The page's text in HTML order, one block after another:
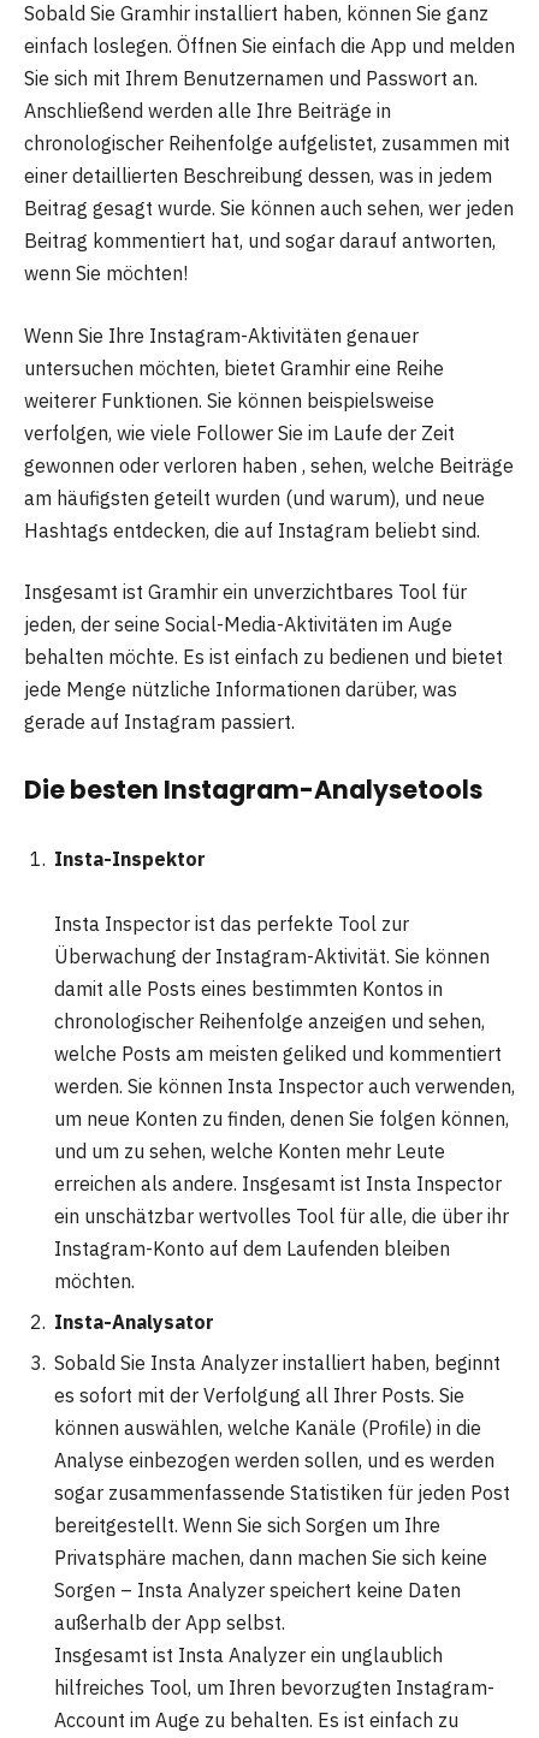
Sobald Sie Gramhir installiert haben, können Sie ganz
einfach loslegen. Öffnen Sie einfach die App und melden
Sie sich mit Ihrem Benutzernamen und Passwort an.
Anschließend werden alle Ihre Beiträge in
chronologischer Reihenfolge aufgelistet, zusammen mit
einer detaillierten Beschreibung dessen, was in jedem
Beitrag gesagt wurde. Sie können auch sehen, wer jeden
Beitrag kommentiert hat, und sogar darauf antworten,
wenn Sie möchten!
Wenn Sie Ihre Instagram-Aktivitäten genauer
untersuchen möchten, bietet Gramhir eine Reihe
weiterer Funktionen. Sie können beispielsweise
verfolgen, wie viele Follower Sie im Laufe der Zeit
gewonnen oder verloren haben , sehen, welche Beiträge
am häufigsten geteilt wurden (und warum), und neue
Hashtags entdecken, die auf Instagram beliebt sind.
Insgesamt ist Gramhir ein unverzichtbares Tool für
jeden, der seine Social-Media-Aktivitäten im Auge
behalten möchte. Es ist einfach zu bedienen und bietet
jede Menge nützliche Informationen darüber, was
gerade auf Instagram passiert.
Die besten Instagram-Analysetools
Insta-Inspektor
Insta Inspector ist das perfekte Tool zur
Überwachung der Instagram-Aktivität. Sie können
damit alle Posts eines bestimmten Kontos in
chronologischer Reihenfolge anzeigen und sehen,
welche Posts am meisten geliked und kommentiert
werden. Sie können Insta Inspector auch verwenden,
um neue Konten zu finden, denen Sie folgen können,
und um zu sehen, welche Konten mehr Leute
erreichen als andere. Insgesamt ist Insta Inspector
ein unschätzbar wertvolles Tool für alle, die über ihr
Instagram-Konto auf dem Laufenden bleiben
möchten.
Insta-Analysator
Sobald Sie Insta Analyzer installiert haben, beginnt
es sofort mit der Verfolgung all Ihrer Posts. Sie
können auswählen, welche Kanäle (Profile) in die
Analyse einbezogen werden sollen, und es werden
sogar zusammenfassende Statistiken für jeden Post
bereitgestellt. Wenn Sie sich Sorgen um Ihre
Privatsphäre machen, dann machen Sie sich keine
Sorgen – Insta Analyzer speichert keine Daten
außerhalb der App selbst.
Insgesamt ist Insta Analyzer ein unglaublich
hilfreiches Tool, um Ihren bevorzugten Instagram-
Account im Auge zu behalten. Es ist einfach zu